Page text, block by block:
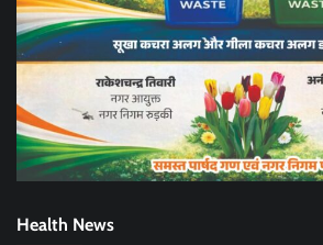
Health News